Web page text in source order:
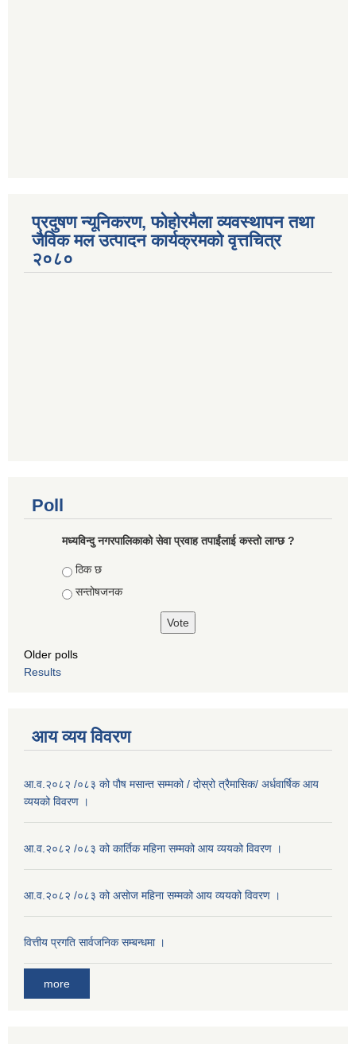
प्रदुषण न्यूनिकरण, फोहोरमैला व्यवस्थापन तथा
जैविक मल उत्पादन कार्यक्रमको वृत्तचित्र
२०८०
Poll
मध्यविन्दु नगरपालिकाको सेवा प्रवाह तपाईंलाई कस्तो लाग्छ ?
Choices
ठिक छ
सन्तोषजनक
Older polls
Results
आय व्यय विवरण
आ.व.२०८२ /०८३ को पौष मसान्त सम्मको / दोस्रो त्रैमासिक/ अर्धवार्षिक आय
व्ययको विवरण ।
आ.व.२०८२ /०८३ को कार्तिक महिना सम्मको आय व्ययको विवरण ।
आ.व.२०८२ /०८३ को असाेज महिना सम्मको आय व्ययको विवरण ।
वित्तीय प्रगति सार्वजनिक सम्बन्धमा ।
more